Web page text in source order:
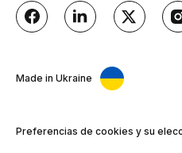
Made in Ukraine
Preferencias de cookies y su